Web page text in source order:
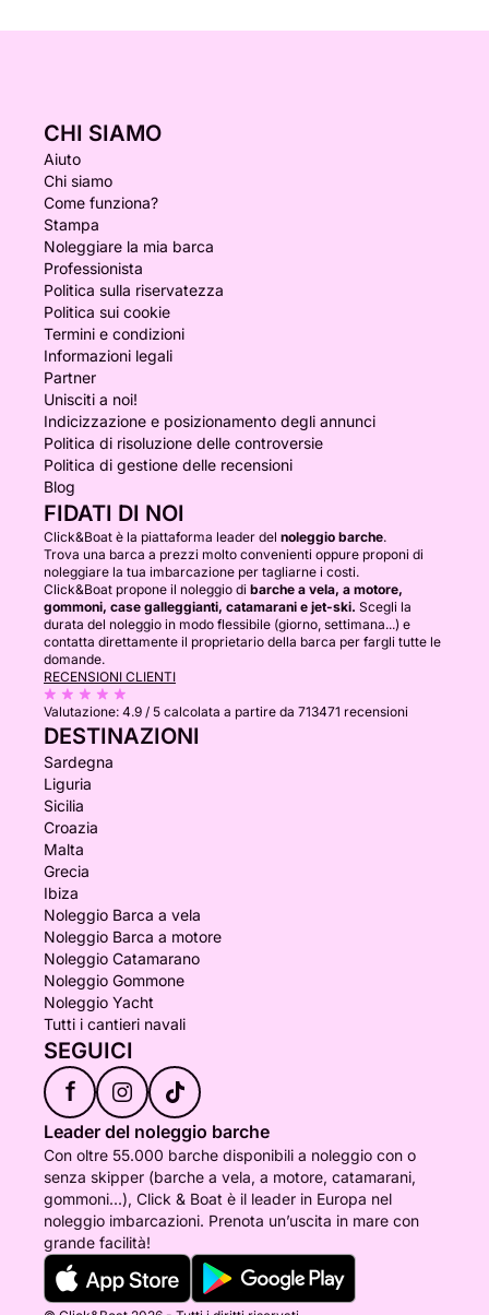
CHI SIAMO
Aiuto
Chi siamo
Come funziona?
Stampa
Noleggiare la mia barca
Professionista
Politica sulla riservatezza
Politica sui cookie
Termini e condizioni
Informazioni legali
Partner
Unisciti a noi!
Indicizzazione e posizionamento degli annunci
Politica di risoluzione delle controversie
Politica di gestione delle recensioni
Blog
FIDATI DI NOI
Click&Boat è la piattaforma leader del noleggio barche.
Trova una barca a prezzi molto convenienti oppure proponi di
noleggiare la tua imbarcazione per tagliarne i costi.
Click&Boat propone il noleggio di barche a vela, a motore,
gommoni, case galleggianti, catamarani e jet-ski. Scegli la
durata del noleggio in modo flessibile (giorno, settimana...) e
contatta direttamente il proprietario della barca per fargli tutte le
domande.
RECENSIONI CLIENTI
Valutazione: 4.9 / 5 calcolata a partire da 713471 recensioni
DESTINAZIONI
Sardegna
Liguria
Sicilia
Croazia
Malta
Grecia
Ibiza
Noleggio Barca a vela
Noleggio Barca a motore
Noleggio Catamarano
Noleggio Gommone
Noleggio Yacht
Tutti i cantieri navali
SEGUICI
f
Leader del noleggio barche
Con oltre 55.000 barche disponibili a noleggio con o
senza skipper (barche a vela, a motore, catamarani,
gommoni...), Click & Boat è il leader in Europa nel
noleggio imbarcazioni. Prenota un’uscita in mare con
grande facilità!